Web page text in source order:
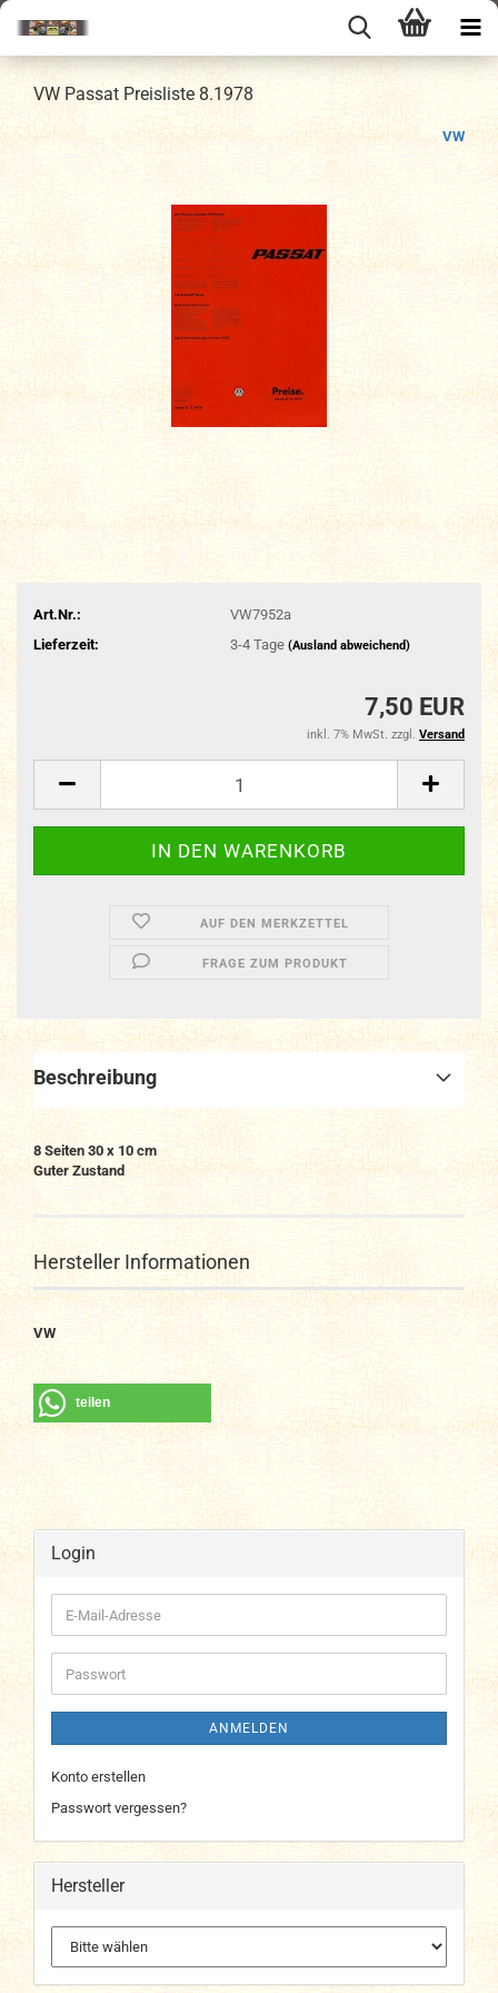
VW Passat Preisliste 8.1978
VW
Art.Nr.:
VW7952a
Lieferzeit:
3-4 Tage (Ausland abweichend)
7,50 EUR
inkl. 7% MwSt. zzgl. Versand
AUF DEN MERKZETTEL
FRAGE ZUM PRODUKT
Beschreibung
8 Seiten 30 x 10 cm
Guter Zustand
Hersteller Informationen
VW
teilen
Login
E-
Mail-
Adresse
Passwort
ANMELDEN
Konto erstellen
Passwort vergessen?
Hersteller